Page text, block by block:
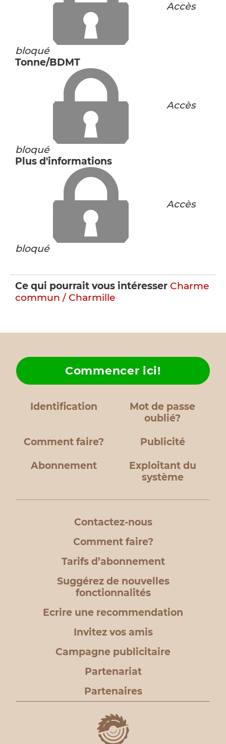
Accès
bloqué
Tonne/BDMT
Accès
bloqué
Plus d'informations
Accès
bloqué
Ce qui pourrait vous intéresser Charme
commun / Charmille
Identification
Mot de passe
oublié?
Comment faire?
Commencer ici!
Publicité
Abonnement
Exploitant du
système
Contactez-nous
Comment faire?
Tarifs d’abonnement
Suggérez de nouvelles
fonctionnalités
Ecrire une recommendation
Invitez vos amis
Campagne publicitaire
Partenariat
Partenaires